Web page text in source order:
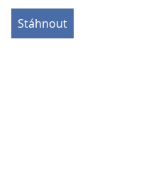
Stáhnout